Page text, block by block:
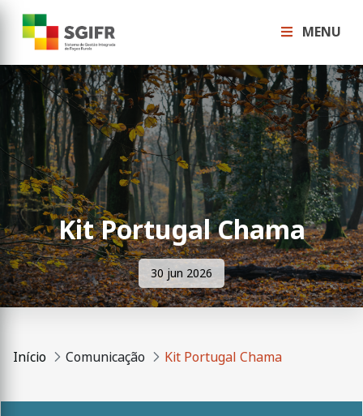
MENU
Kit Portugal Chama
30 jun 2026
Início Comunicação Kit Portugal Chama